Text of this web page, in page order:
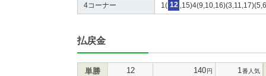
4コーナー 1( 12
払戻金
単勝 12 140円 1 番人気